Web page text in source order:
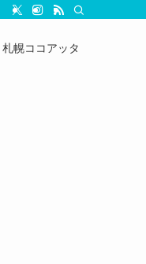
札幌ココアッタ